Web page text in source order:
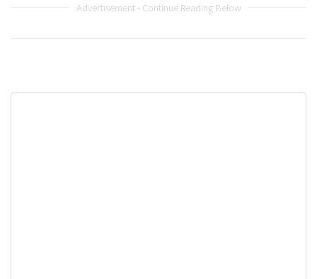
Advertisement - Continue Reading Below